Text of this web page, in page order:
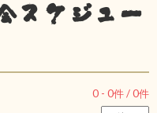
スケジュー
0 - 0件 /0件